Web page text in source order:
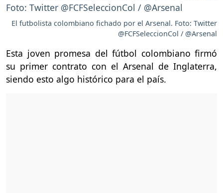
El futbolista colombiano fichado por el Arsenal. Foto: Twitter
@FCFSeleccionCol / @Arsenal
Esta joven promesa del fútbol colombiano firmó
su primer contrato con el Arsenal de Inglaterra,
siendo esto algo histórico para el país.